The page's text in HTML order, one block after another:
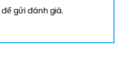
để gửi đánh giá.